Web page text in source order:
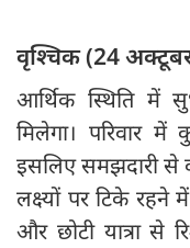
वृश्चिक (24
आर्थिक स्थिति में
मिलेगा। परिवार
इसलिए समझदारी
लक्ष्यों पर टिके रहने
और छोटी यात्रा से